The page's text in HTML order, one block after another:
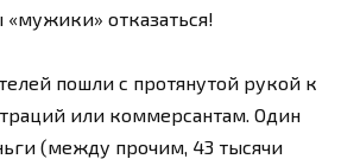
отказаться!
пошли с протянутой рукой к
или коммерсантам. Один
(между прочим, 43 тысячи